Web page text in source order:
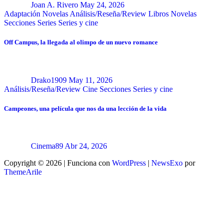
Joan A. Rivero May 24, 2026
Adaptación Novelas Análisis/Reseña/Review Libros Novelas
Secciones Series Series y cine
Off Campus, la llegada al olimpo de un nuevo romance
Drako1909 May 11, 2026
Análisis/Reseña/Review Cine Secciones Series y cine
Campeones, una película que nos da una lección de la vida
Cinema89 Abr 24, 2026
Copyright © 2026 | Funciona con WordPress | NewsExo por
ThemeArile